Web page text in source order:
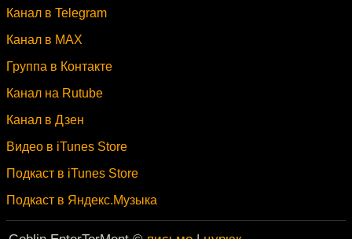
Канал в Telegram
Канал в MAX
Группа в Контакте
Канал на Rutube
Канал в Дзен
Видео в iTunes Store
Подкаст в iTunes Store
Подкаст в Яндекс.Музыка